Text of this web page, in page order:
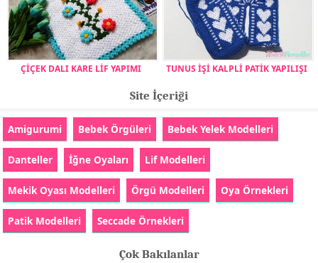
ÇİÇEK DALI KARE LİF YAPIMI TUNUS İŞİ KALPLİ PATİK YAPILIŞI
Site İçeriği
Amigurumi Bebek Örgüleri Bebek Yelek Modelleri
Danteller İğne Oyaları Lif Modelleri
Mekik Oyası Modelleri Örgü Modelleri Oya Örnekleri
Patik Modelleri Seccade Örnekleri
Çok Bakılanlar